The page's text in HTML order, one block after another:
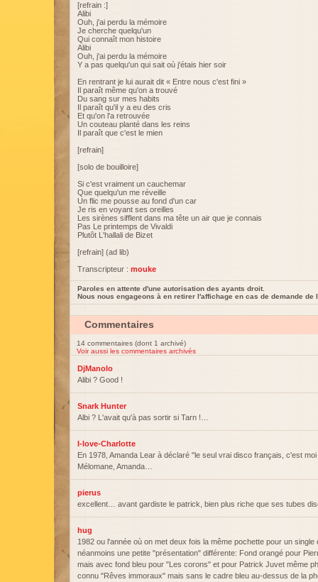
[refrain :]
Alibi
Ouh, j'ai perdu la mémoire
Je cherche quelqu'un
Qui connaît mon histoire
Alibi
Ouh, j'ai perdu la mémoire
Y a pas quelqu'un qui sait où j'étais hier soir
En rentrant je lui aurait dit « Entre nous c'est fini »
Il paraît même qu'on a trouvé
Du sang sur mes habits
Il paraît qu'il y a eu des cris
Et qu'on l'a retrouvée
Un couteau planté dans les reins
Il paraît que c'est le mien
[refrain]
[solo de bouilloire]
Si c'est vraiment un cauchemar
Que quelqu'un me réveille
Un flic me pousse au fond d'un car
Je ris en voyant ses oreilles
Les sirènes sifflent dans ma tête un air que je connais
Pas Le printemps de Vivaldi
Plutôt L'hallali de Bizet
[refrain] (ad lib)
Transcripteur : mouke
Paroles en attente d'une autorisation des ayants droit.
Nous nous engageons à en retirer l'affichage en cas de demande de
Commentaires
14 commentaires (dont 1 archivé)
Voir aussi les commentaires archivés
DjManolo
Alibi ? Good !
Snark Hunter
Albi ? L'avait qu'à pas sortir si Tarn !…
I-love-Charlotte
En 1978, Amanda Lear à déclaré "le seul vrai disco français, c'est
Mélomane, Amanda…
pierus
excellent… avant gardiste le patrick, bien plus riche que ses tubes
hug
1982 ou l'année où on met deux fois la même pochette pour un single
néanmoins une petite "présentation" différente: Fond orangé pour
mais avec fond bleu pour "Les corons" et pour Patrick Juvet même
connu "Rêves immoraux" mais sans le cadre bleu au-dessus de la